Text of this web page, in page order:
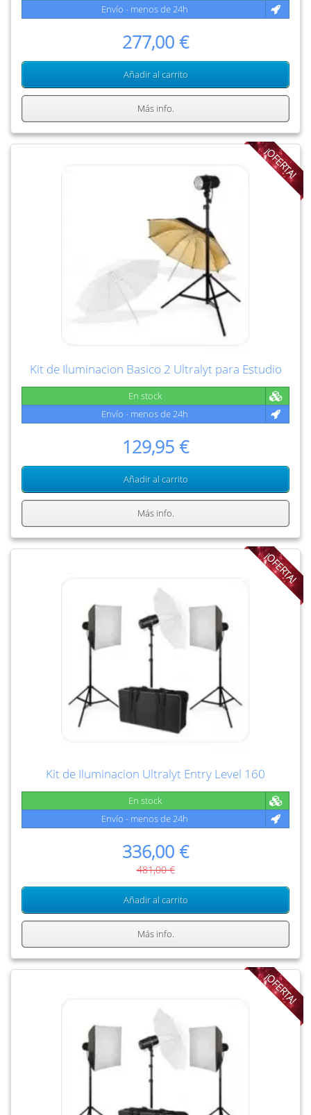
Envío - menos de 24h
277,00 €
Añadir al carrito
Más info.
¡OFERTA!
Kit de Iluminacion Basico 2 Ultralyt para Estudio
En stock
Envío - menos de 24h
129,95 €
Añadir al carrito
Más info.
¡OFERTA!
Kit de Iluminacion Ultralyt Entry Level 160
En stock
Envío - menos de 24h
336,00 €
481,00 €
Añadir al carrito
Más info.
¡OFERTA!